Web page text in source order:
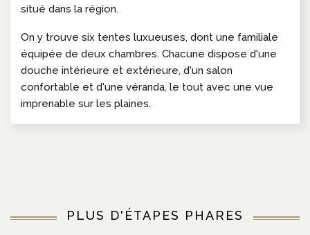
situé dans la région.
On y trouve six tentes luxueuses, dont une familiale
équipée de deux chambres. Chacune dispose d'une
douche intérieure et extérieure, d'un salon
confortable et d'une véranda, le tout avec une vue
imprenable sur les plaines.
PLUS D'ÉTAPES PHARES